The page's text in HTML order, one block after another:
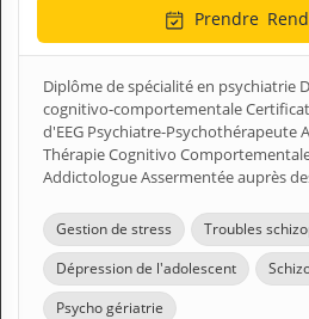
Prendre
Diplôme de spécialité en psychiatrie
cognitivo-comportementale
d'EEG Psychiatre-Psychothérapeute
Thérapie Cognitivo
Addictologue Assermentée auprès
Gestion de stress
Troubles
Dépression de l'adolescent
Psycho gériatrie